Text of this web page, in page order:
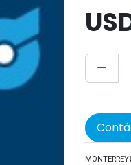
MONTERREY